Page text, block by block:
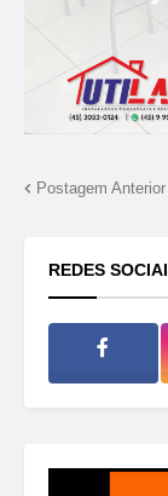
Postagem Anterior
REDES